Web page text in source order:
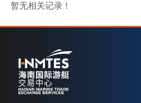
暂无相关记录！